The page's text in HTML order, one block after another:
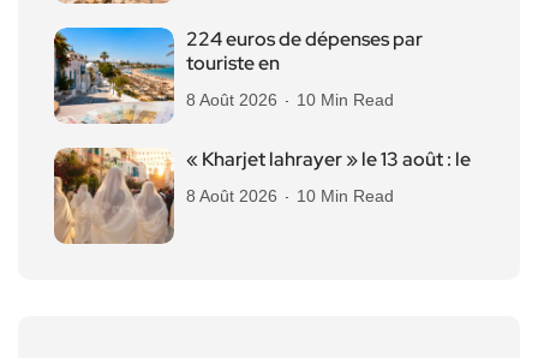
224 euros de dépenses par
touriste en
8 Août 2026 10 Min Read
« Kharjet lahrayer » le 13 août : le
8 Août 2026 10 Min Read